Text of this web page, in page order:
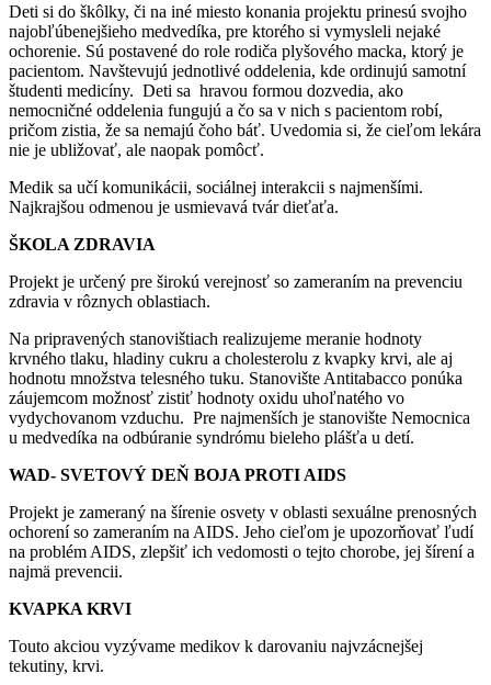
Deti si do škôlky, či na iné miesto konania projektu prinesú svojho
najobľúbenejšieho medvedíka, pre ktorého si vymysleli nejaké
ochorenie. Sú postavené do role rodiča plyšového macka, ktorý je
pacientom. Navštevujú jednotlivé oddelenia, kde ordinujú samotní
študenti medicíny. Deti sa hravou formou dozvedia, ako
nemocničné oddelenia fungujú a čo sa v nich s pacientom robí,
pričom zistia, že sa nemajú čoho báť. Uvedomia si, že cieľom lekára
nie je ubližovať, ale naopak pomôcť.
Medik sa učí komunikácii, sociálnej interakcii s najmenšími.
Najkrajšou odmenou je usmievavá tvár dieťaťa.
ŠKOLA ZDRAVIA
Projekt je určený pre širokú verejnosť so zameraním na prevenciu
zdravia v rôznych oblastiach.
Na pripravených stanovištiach realizujeme meranie hodnoty
krvného tlaku, hladiny cukru a cholesterolu z kvapky krvi, ale aj
hodnotu množstva telesného tuku. Stanovište Antitabacco ponúka
záujemcom možnosť zistiť hodnoty oxidu uhoľnatého vo
vydychovanom vzduchu. Pre najmenších je stanovište Nemocnica
u medvedíka na odbúranie syndrómu bieleho plášťa u detí.
WAD- SVETOVÝ DEŇ BOJA PROTI AIDS
Projekt je zameraný na šírenie osvety v oblasti sexuálne prenosných
ochorení so zameraním na AIDS. Jeho cieľom je upozorňovať ľudí
na problém AIDS, zlepšiť ich vedomosti o tejto chorobe, jej šírení a
najmä prevencii.
KVAPKA KRVI
Touto akciou vyzývame medikov k darovaniu najvzácnejšej
tekutiny, krvi.